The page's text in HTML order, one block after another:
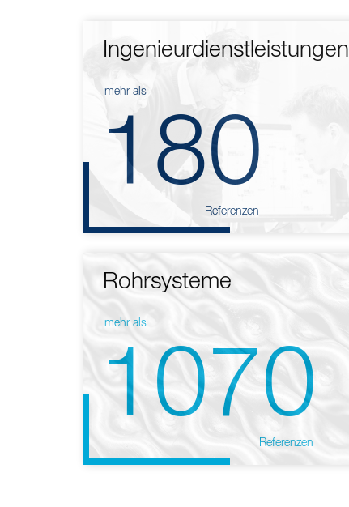
Ingenieurdienstleistungen
mehr als
180
Referenzen
Rohrsysteme
mehr als
1070
Referenzen